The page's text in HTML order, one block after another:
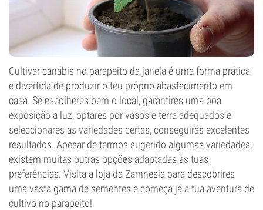
Cultivar canábis no parapeito da janela é uma forma prática
e divertida de produzir o teu próprio abastecimento em
casa. Se escolheres bem o local, garantires uma boa
exposição à luz, optares por vasos e terra adequados e
seleccionares as variedades certas, conseguirás excelentes
resultados. Apesar de termos sugerido algumas variedades,
existem muitas outras opções adaptadas às tuas
preferências. Visita a loja da Zamnesia para descobrires
uma vasta gama de sementes e começa já a tua aventura de
cultivo no parapeito!